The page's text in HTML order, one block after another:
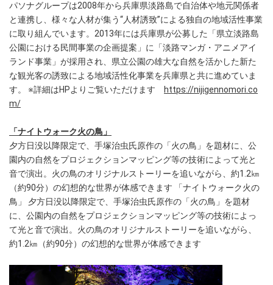
パソナグループは2008年から兵庫県淡路島で自治体や地元関係者
と連携し、様々な人材が集う“人材誘致”による独自の地域活性事業
に取り組んでいます。2013年には兵庫県が公募した「県立淡路島
公園における民間事業の企画提案」に「淡路マンガ・アニメアイ
ランド事業」が採用され、県立公園の雄大な自然を活かした新た
な観光客の誘致による地域活性化事業を兵庫県と共に進めていま
す。 ※詳細はHPよりご覧いただけます
https://nijigennomori.co
m/
「ナイトウォーク火の鳥」
夕方日没以降限定で、手塚治虫氏原作の「火の鳥」を題材に、公
園内の自然をプロジェクションマッピング等の技術によって光と
音で演出。火の鳥のオリジナルストーリーを追いながら、約1.2㎞
（約90分）の幻想的な世界が体感できます 「ナイトウォーク火の
鳥」 夕方日没以降限定で、手塚治虫氏原作の「火の鳥」を題材
に、公園内の自然をプロジェクションマッピング等の技術によっ
て光と音で演出。火の鳥のオリジナルストーリーを追いながら、
約1.2㎞（約90分）の幻想的な世界が体感できます